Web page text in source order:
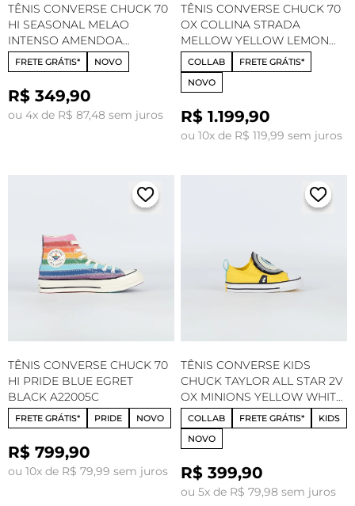
TÊNIS CONVERSE CHUCK 70
HI SEASONAL MELAO
INTENSO AMENDOA
CT14550040
FRETE GRÁTIS* NOVO
R$ 349,90
ou 4x de R$ 87,48 sem juros
TÊNIS CONVERSE CHUCK 70
OX COLLINA STRADA
MELLOW YELLOW LEMON
MERINGUE ANTLER A22205C
COLLAB
FRETE GRÁTIS*
NOVO
R$ 1.199,90
ou 10x de R$ 119,99 sem juros
TÊNIS CONVERSE CHUCK 70
HI PRIDE BLUE EGRET
BLACK A22005C
FRETE GRÁTIS* PRIDE NOVO
R$ 799,90
ou 10x de R$ 79,99 sem juros
TÊNIS CONVERSE KIDS
CHUCK TAYLOR ALL STAR 2V
OX MINIONS YELLOW WHITE
BLACK A21407C
COLLAB FRETE GRÁTIS*
KIDS
NOVO
R$ 399,90
ou 5x de R$ 79,98 sem juros